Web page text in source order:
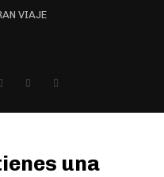
VIAJE
una